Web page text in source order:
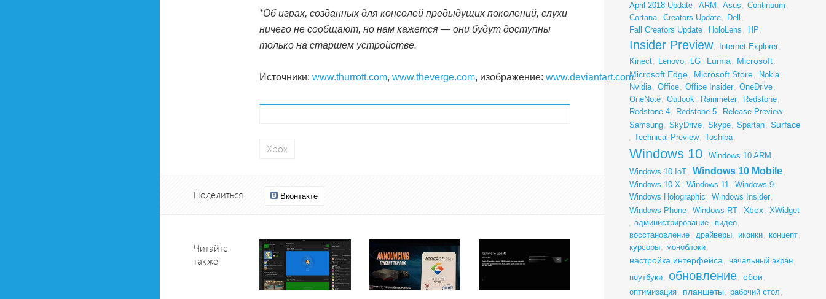
*Об играх, созданных для консолей предыдущих поколений, слухи
ничего не сообщают, но нам кажется — они будут доступны
только на старшем устройстве.
Источники:www.thurrott.com,www.theverge.com, изображение:www.deviantart.com.
Xbox
Поделиться Вконтакте
Читайте
также
April 2018 Update, ARM , Asus , Continuum ,
Cortana, Creators Update, Dell ,
Fall Creators Update, HoloLens , HP ,
Insider Preview, Internet Explorer,
Kinect, Lenovo, LG, Lumia, Microsoft,
Microsoft Edge, Microsoft Store, Nokia,
Nvidia, Office, Office Insider, OneDrive,
OneNote, Outlook, Rainmeter, Redstone,
Redstone 4, Redstone 5, Release Preview,
Samsung, SkyDrive, Skype, Spartan, Surface
, Technical Preview, Toshiba,
Windows 10, Windows 10 ARM ,
Windows 10 IoT, Windows 10 Mobile,
Windows 10 X, Windows 11, Windows 9,
Windows Holographic , Windows Insider,
Windows Phone, Windows RT, Xbox, XWidget
, администрирование, видео,
восстановление, драйверы, иконки, концепт,
курсоры, моноблоки,
настройка интерфейса, начальный экран,
ноутбуки, обновление, обои ,
оптимизация, планшеты , рабочий стол ,